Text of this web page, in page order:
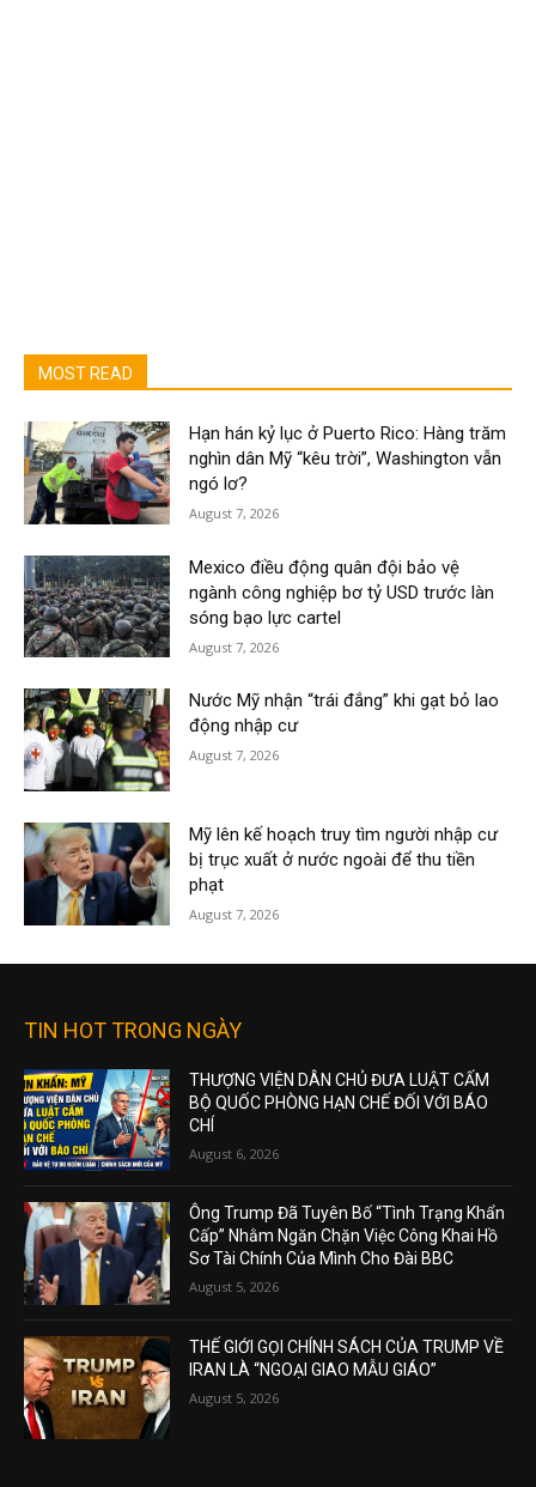
MOST READ
Hạn hán kỷ lục ở Puerto Rico: Hàng trăm
nghìn dân Mỹ “kêu trời”, Washington vẫn
ngó lơ?
August 7, 2026
Mexico điều động quân đội bảo vệ
ngành công nghiệp bơ tỷ USD trước làn
sóng bạo lực cartel
August 7, 2026
Nước Mỹ nhận “trái đắng” khi gạt bỏ lao
động nhập cư
August 7, 2026
Mỹ lên kế hoạch truy tìm người nhập cư
bị trục xuất ở nước ngoài để thu tiền
phạt
August 7, 2026
TIN HOT TRONG NGÀY
THƯỢNG VIỆN DÂN CHỦ ĐƯA LUẬT CẤM
BỘ QUỐC PHÒNG HẠN CHẾ ĐỐI VỚI BÁO
CHÍ
August 6, 2026
Ông Trump Đã Tuyên Bố “Tình Trạng Khẩn
Cấp” Nhằm Ngăn Chặn Việc Công Khai Hồ
Sơ Tài Chính Của Mình Cho Đài BBC
August 5, 2026
THẾ GIỚI GỌI CHÍNH SÁCH CỦA TRUMP VỀ
IRAN LÀ “NGOẠI GIAO MẪU GIÁO”
August 5, 2026